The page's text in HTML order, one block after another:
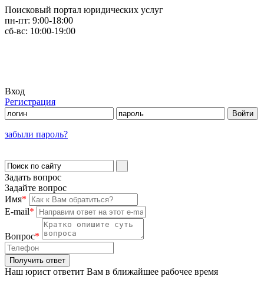
Поисковый портал юридических услуг
пн-пт: 9:00-18:00
сб-вс: 10:00-19:00
Вход
Регистрация
забыли пароль?
Задать вопрос
Задайте вопрос
Имя*
E-mail*
Вопрос*
Наш юрист ответит Вам в ближайшее рабочее время